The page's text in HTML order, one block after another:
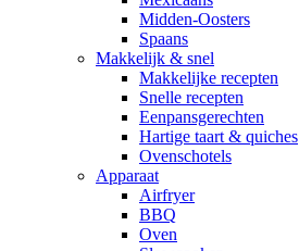
Midden-Oosters
Spaans
Makkelijk & snel
Makkelijke recepten
Snelle recepten
Eenpansgerechten
Hartige taart & quiches
Ovenschotels
Apparaat
Airfryer
BBQ
Oven